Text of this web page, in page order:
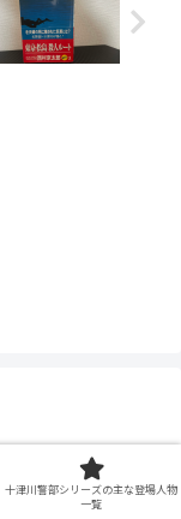
十津川警部シリーズの主な登場人物
一覧